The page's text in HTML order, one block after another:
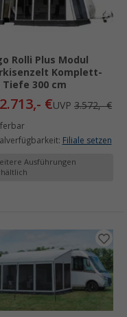
Rolli Plus Modul
Komplett-
Tiefe 300 cm
2.713,- €UVP 3.572,- €
Filiale setzen
Ausführungen